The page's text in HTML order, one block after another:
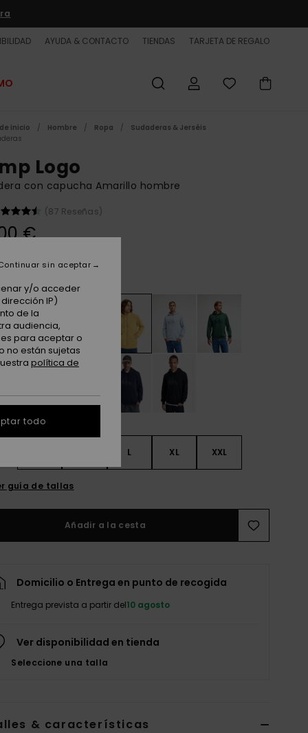
AYUDA & CONTACTO TIENDAS TARJETA DE REGALO
inicio Hombre Ropa
Sudaderas & Jerséis
Logo
con capucha Amarillo hombre
(87 Reseñas)
€
L XL XXL
guía de tallas
Añadir a la cesta
Domicilio o Entrega en punto de recogida
Entrega prevista a partir del10 agosto
Ver disponibilidad en tienda
Seleccione una talla
& características
y/o acceder
IP)
de la
audiencia,
para aceptar o
no están sujetas
política de
sin aceptar
todo